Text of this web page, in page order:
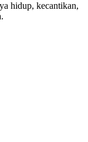
hidup, kecantikan,